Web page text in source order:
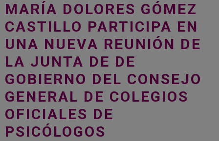
MARÍA DOLORES GÓMEZ
CASTILLO PARTICIPA EN
UNA NUEVA REUNIÓN DE
LA JUNTA DE DE
GOBIERNO DEL CONSEJO
GENERAL DE COLEGIOS
OFICIALES DE
PSICÓLOGOS